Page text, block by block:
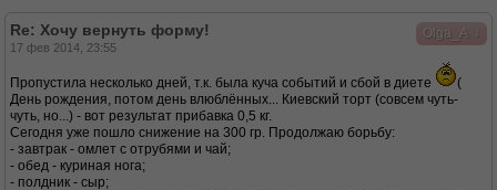
Olga_A
Re: Хочу вернуть форму!
17 фев 2014, 23:55
Пропустила несколько дней, т.к. была куча событий и сбой в диете
(
День рождения, потом день влюблённых... Киевский торт (совсем чуть-
чуть, но...) - вот результат прибавка 0,5 кг.
Сегодня уже пошло снижение на 300 гр. Продолжаю борьбу:
- завтрак - омлет с отрубями и чай;
- обед - куриная нога;
- полдник - сыр;